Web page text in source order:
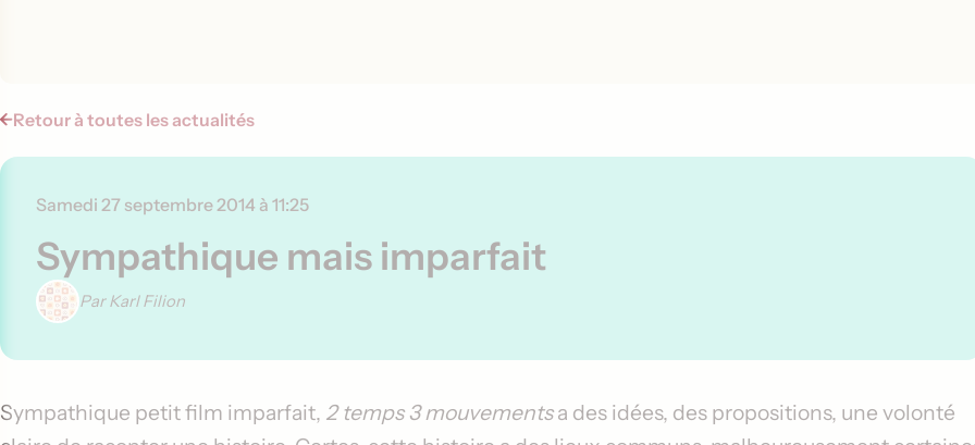
Retour à toutes les actualités
Samedi 27 septembre 2014 à 11:25
Sympathique mais imparfait
Par Karl Filion
Contenu de l'article
Sympathique petit film imparfait, 2 temps 3 mouvementsa des idées, des propositions, une volonté